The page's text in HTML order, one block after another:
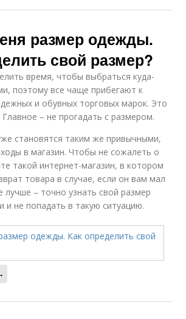
размер одежды.
свой размер?
время, чтобы выбраться куда-
поэтому все чаще прибегают к
и обувных торговых марок. Это
– не прогадать с размером.
становятся таким же привычными,
в магазин. Чтобы не сожалеть о
такой интернет-магазин, в котором
товара в случае, если он вам мал
лучше – точно узнать свой размер
и не попадать в такую ситуацию.